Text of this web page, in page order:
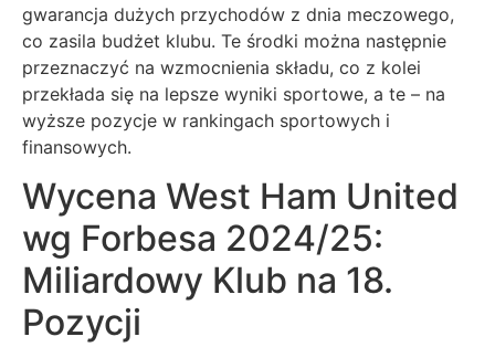
gwarancja dużych przychodów z dnia meczowego,
co zasila budżet klubu. Te środki można następnie
przeznaczyć na wzmocnienia składu, co z kolei
przekłada się na lepsze wyniki sportowe, a te – na
wyższe pozycje w rankingach sportowych i
finansowych.
Wycena West Ham United
wg Forbesa 2024/25:
Miliardowy Klub na 18.
Pozycji